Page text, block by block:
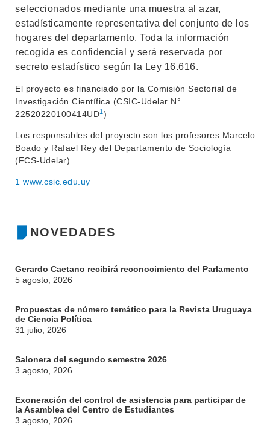
NOVEDADES
Gerardo Caetano recibirá reconocimiento del Parlamento
5 agosto, 2026
Propuestas de número temático para la Revista Uruguaya
de Ciencia Política
31 julio, 2026
Salonera del segundo semestre 2026
3 agosto, 2026
Exoneración del control de asistencia para participar de
la Asamblea del Centro de Estudiantes
3 agosto, 2026
seleccionados mediante una muestra al azar,
estadísticamente representativa del conjunto de los
hogares del departamento. Toda la información
recogida es confidencial y será reservada por
secreto estadístico según la Ley 16.616.
El proyecto es financiado por la Comisión Sectorial de
Investigación Científica (CSIC-Udelar N°
22520220100414UD1 )
Los responsables del proyecto son los profesores Marcelo
Boado y Rafael Rey del Departamento de Sociología
(FCS-Udelar)
1 www.csic.edu.uy